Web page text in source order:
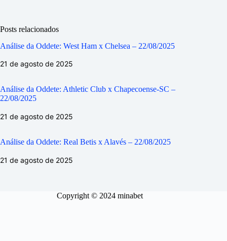
Posts relacionados
Análise da Oddete: West Ham x Chelsea – 22/08/2025
21 de agosto de 2025
Análise da Oddete: Athletic Club x Chapecoense-SC –
22/08/2025
21 de agosto de 2025
Análise da Oddete: Real Betis x Alavés – 22/08/2025
21 de agosto de 2025
Copyright © 2024 minabet